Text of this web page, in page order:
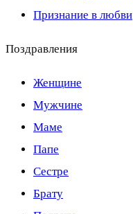
Признание в любви
Поздравления
Женщине
Мужчине
Маме
Папе
Сестре
Брату